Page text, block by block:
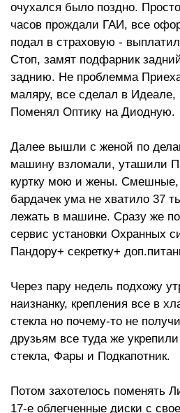
очухался было поздно.
часов прождали ГАИ, все
подал в страховую -
Стоп, замят подфарник
заднию. Не проблемма
маляру, все сделал в Идеале,
Поменял Оптику на Диодную.
Далее вышли с женой по
машину взломали, уташили
куртку мою и жены. Смешные,
бардачек ума не хватило 37
лежать в машине. Сразу же
сервис установки Охранных
Пандору+ секретку+
Через пару недель подхожу
наизнанку, крепления все в
стекла но почему-то не
друзьям все туда же
стекла, Фары и Подкапотник.
Потом захотелось поменять
17-е облегченные диски с